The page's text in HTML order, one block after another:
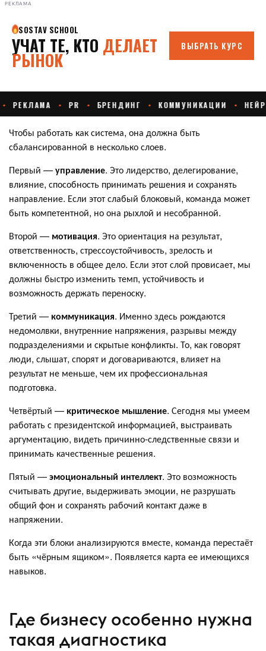
РЕКЛАМА
Чтобы работать как система, она должна быть
сбалансированной в несколько слоев.
Первый —управление. Это лидерство, делегирование,
влияние, способность принимать решения и сохранять
направление. Если этот слабый блоковый, команда может
быть компетентной, но она рыхлой и несобранной.
Второй — мотивация. Это ориентация на результат,
ответственность, стрессоустойчивость, зрелость и
включенность в общее дело. Если этот слой провисает, мы
должны быстро изменить темп, устойчивость и
возможность держать переноску.
Третий — коммуникация. Именно здесь рождаются
недомолвки, внутренние напряжения, разрывы между
подразделениями и скрытые конфликты. То, как говорят
люди, слышат, спорят и договариваются, влияет на
результат не меньше, чем их профессиональная
подготовка.
Четвёртый — критическое мышление. Сегодня мы умеем
работать с президентской информацией, выстраивать
аргументацию, видеть причинно-следственные связи и
принимать качественные решения.
Пятый —эмоциональный интеллект. Это возможность
считывать другие, выдерживать эмоции, не разрушать
общий фон и сохранять рабочий контакт даже в
напряжении.
Когда эти блоки анализируются вместе, команда перестаёт
быть «чёрным ящиком». Появляется карта ее имеющихся
навыков.
Где бизнесу особенно нужна
такая диагностика